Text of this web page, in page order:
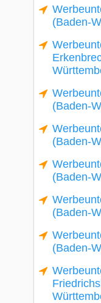
(Baden-
(Baden-
(Baden-
(Baden-
(Baden-
(Baden-